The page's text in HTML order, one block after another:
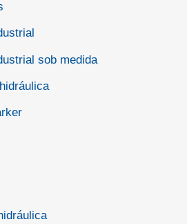
sob medida